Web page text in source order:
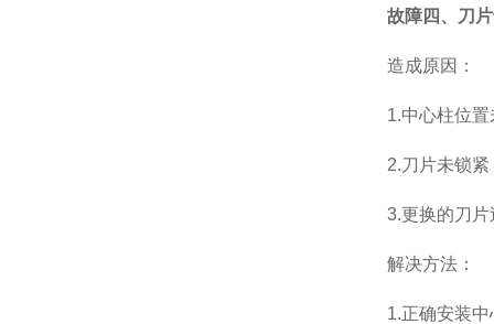
故障四、刀
造成原因：
1.中心柱位置未
2.刀片未锁紧
3.更换的刀片
解决方法：
1.正确安装中心